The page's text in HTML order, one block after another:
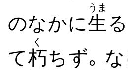
のなかに生
うま
て朽
く
ちず｡